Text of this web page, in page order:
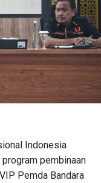
Indonesia
pembinaan
Pemda Bandara